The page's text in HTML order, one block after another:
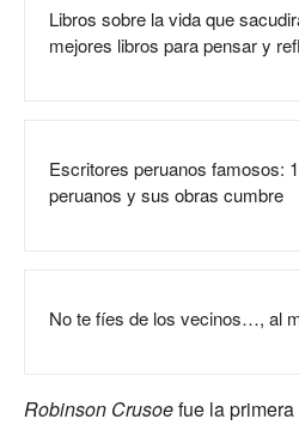
Libros sobre la vida que
mejores libros para pensar y
Escritores peruanos famosos:
peruanos y sus obras cumbre
No te fíes de los vecinos…, al
Robinson Crusoefue la